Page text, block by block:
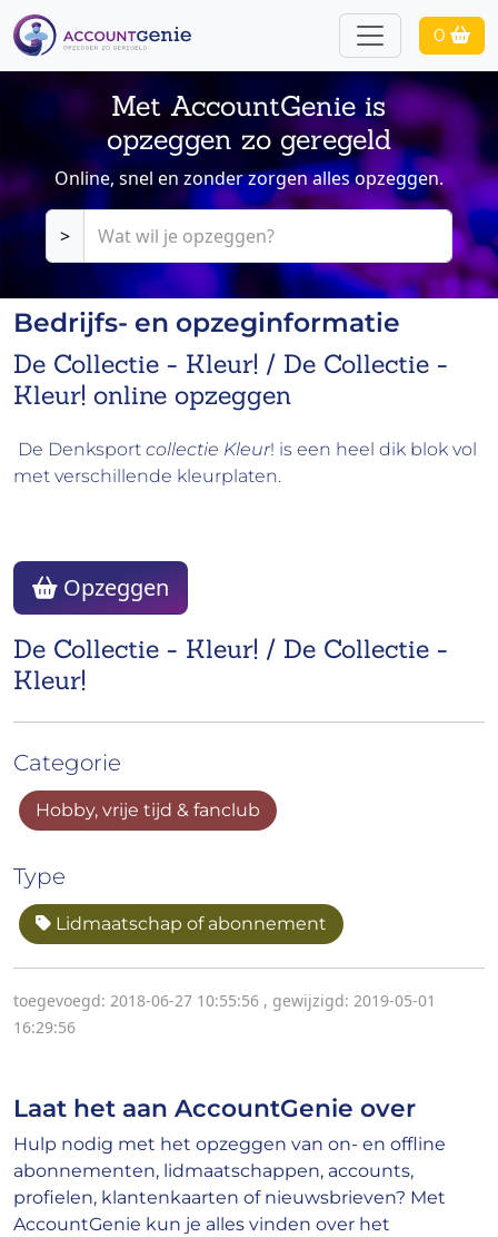
0
Met AccountGenie is
opzeggen zo geregeld
Online, snel en zonder zorgen alles opzeggen.
>
Bedrijfs- en opzeginformatie
De Collectie - Kleur! / De Collectie -
Kleur! online opzeggen
De Denksport collectie Kleur! is een heel dik blok vol
met verschillende kleurplaten.
De Collectie - Kleur! / De Collectie -
Kleur!
Opzeggen
Categorie
Hobby, vrije tijd & fanclub
Type
Lidmaatschap of abonnement
toegevoegd: 2018-06-27 10:55:56 , gewijzigd: 2019-05-01
16:29:56
Laat het aan AccountGenie over
Hulp nodig met het opzeggen van on- en offline
abonnementen, lidmaatschappen, accounts,
profielen, klantenkaarten of nieuwsbrieven? Met
AccountGenie kun je alles vinden over het